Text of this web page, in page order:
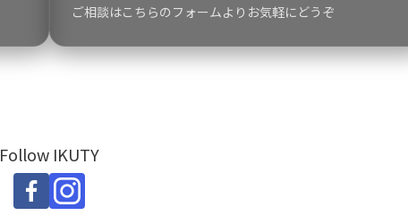
ご相談はこちらのフォームよりお気軽にどうぞ
Follow IKUTY